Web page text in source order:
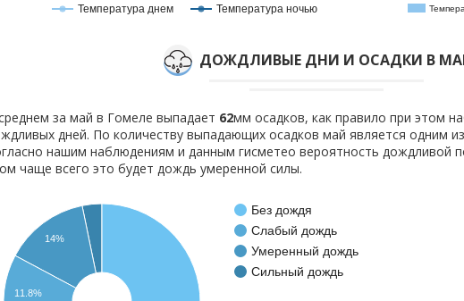
Температура днем Температура ночью
ДОЖДЛИВЫЕ ДНИ И ОСАДКИ В
за май в Гомеле выпадает 62мм осадков, как правило при этом
дней. По количеству выпадающих осадков май является одним
нашим наблюдениям и данным гисметео вероятность дождливой
чаще всего это будет дождь умеренной силы.
Без дождя
Слабый дождь
Умеренный дождь
Сильный дождь
14%
11.8%